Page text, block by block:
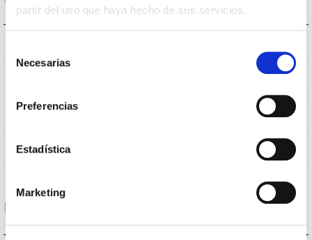
partir del uso que haya hecho de sus servicios.
Necesarias
Preferencias
Estadística
Marketing
G24
IP20
Body color White
Performance